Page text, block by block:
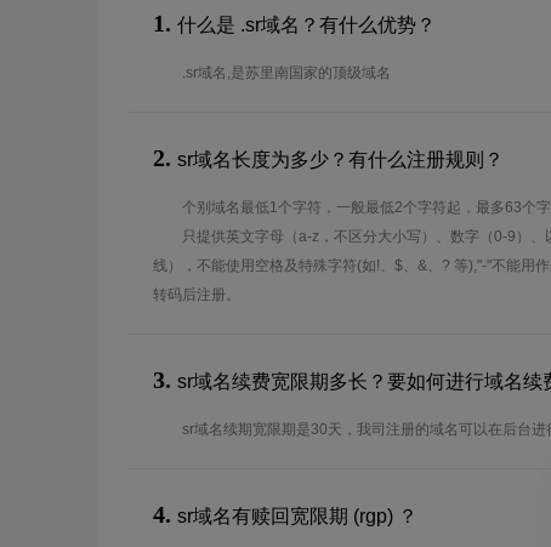
1. 什么是 .sr域名？有什么优势？
.sr域名,是苏里南国家的顶级域名
2. sr域名长度为多少？有什么注册规则？
个别域名最低1个字符，一般最低2个字符起，最多63个字
只提供英文字母（a-z，不区分大小写）、数字（0-9）
线），不能使用空格及特殊字符(如!、$、&、? 等),"-"不能用
转码后注册。
3. sr域名续费宽限期多长？要如何进行域名续
sr域名续期宽限期是30天，我司注册的域名可以在后台进
4. sr域名有赎回宽限期 (rgp) ？